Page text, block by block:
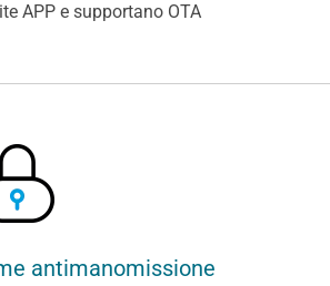
APP e supportano OTA
antimanomissione